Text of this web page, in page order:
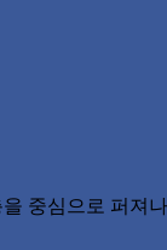
중심으로 퍼져